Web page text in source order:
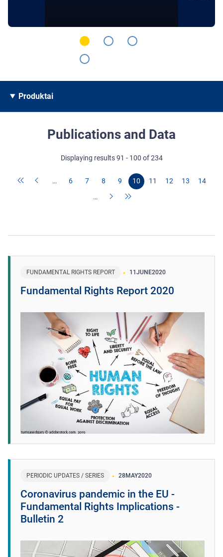
Produktai
Publications and Data
Displaying results 91 - 100 of 234
… 6 7 8 9 10 11 12 13
14
…
FUNDAMENTAL RIGHTS REPORT 11 JUNE2020
Fundamental Rights Report 2020
PERIODIC UPDATES / SERIES 28MAY2020
Coronavirus pandemic in the EU -
Fundamental Rights Implications -
Bulletin 2